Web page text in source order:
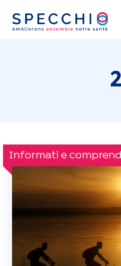
Informati e